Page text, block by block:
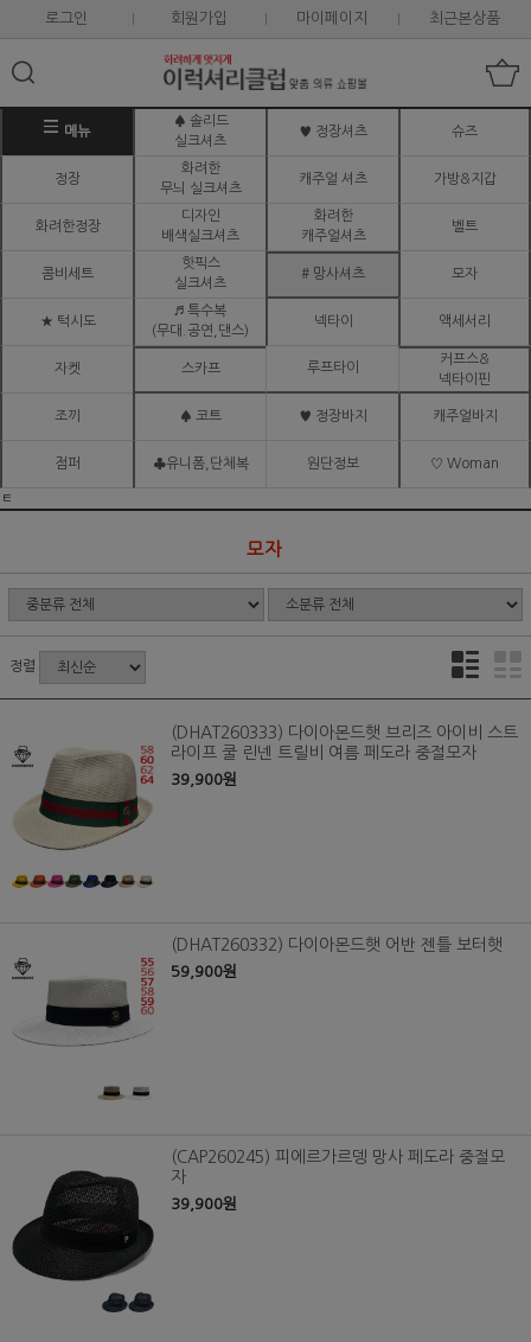
로그인 회원가입 마이페이지 최근본상품
메뉴
♠ 솔리드
실크셔츠
♥ 정장셔츠 슈즈
정장
화려한
무늬 실크셔츠
캐주얼 셔츠 가방&지갑
화려한정장
디자인
배색실크셔츠
화려한
캐주얼셔츠
벨트
콤비세트
핫픽스
실크셔츠
# 망사셔츠 모자
★ 턱시도
♬ 특수복
(무대.공연,댄스)
넥타이 액세서리
자켓 스카프 루프타이
커프스&
넥타이핀
조끼 ♠ 코트 ♥ 정장바지 캐주얼바지
점퍼 ♣유니폼,단체복 원단정보 ♡ Woman
ㅌ
모자
정렬
(DHAT260333) 다이아몬드햇 브리즈 아이비 스트
라이프 쿨 린넨 트릴비 여름 페도라 중절모자
39,900원
(DHAT260332) 다이아몬드햇 어반 젠틀 보터햇
59,900원
(CAP260245) 피에르가르뎅 망사 페도라 중절모
자
39,900원